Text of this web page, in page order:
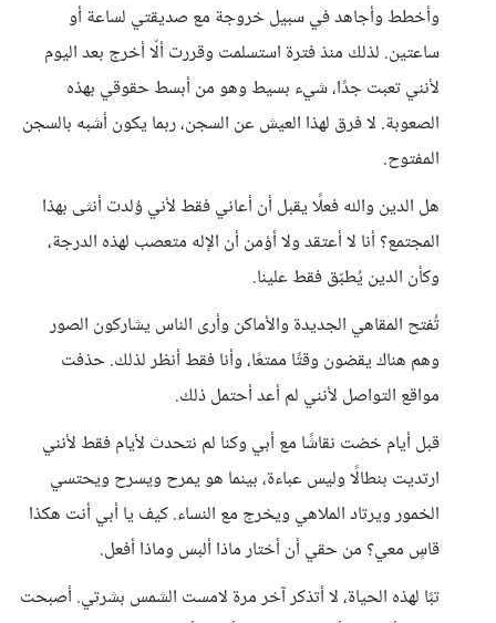
وأخطط وأجاهد في سبيل خروجة مع صديقتي لساعة أو
ساعتين. لذلك منذ فترة استسلمت وقررت ألّا أخرج بعد اليوم
لأنني تعبت جدًا، شيء بسيط وهو من أبسط حقوقي بهذه
الصعوبة. لا فرق لهذا العيش عن السجن، ربما يكون أشبه بالسجن
المفتوح.
هل الدين والله فعلًا يقبل أن أعاني فقط لأني وُلدت أنثى بهذا
المجتمع؟ أنا لا أعتقد ولا أؤمن أن الإله متعصب لهذه الدرجة،
وكأن الدين يُطبّق فقط علينا.
تُفتح المقاهي الجديدة والأماكن وأرى الناس يشاركون الصور
وهم هناك يقضون وقتًا ممتعًا، وأنا فقط أنظر لذلك. حذفت
مواقع التواصل لأنني لم أعد أحتمل ذلك.
قبل أيام خضت نقاشًا مع أبي وكنا لم نتحدث لأيام فقط لأنني
ارتديت بنطالًا وليس عباءة، بينما هو يمرح ويسرح ويحتسي
الخمور ويرتاد الملاهي ويخرج مع النساء. كيف يا أبي أنت هكذا
قاسٍ معي؟ من حقي أن أختار ماذا ألبس وماذا أفعل.
تبًا لهذه الحياة، لا أتذكر آخر مرة لامست الشمس بشرتي. أصبحت